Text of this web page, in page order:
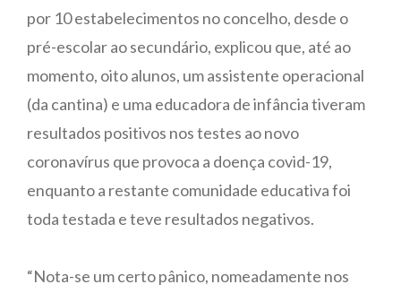
por 10 estabelecimentos no concelho, desde o
pré-escolar ao secundário, explicou que, até ao
momento, oito alunos, um assistente operacional
(da cantina) e uma educadora de infância tiveram
resultados positivos nos testes ao novo
coronavírus que provoca a doença covid-19,
enquanto a restante comunidade educativa foi
toda testada e teve resultados negativos.
“Nota-se um certo pânico, nomeadamente nos